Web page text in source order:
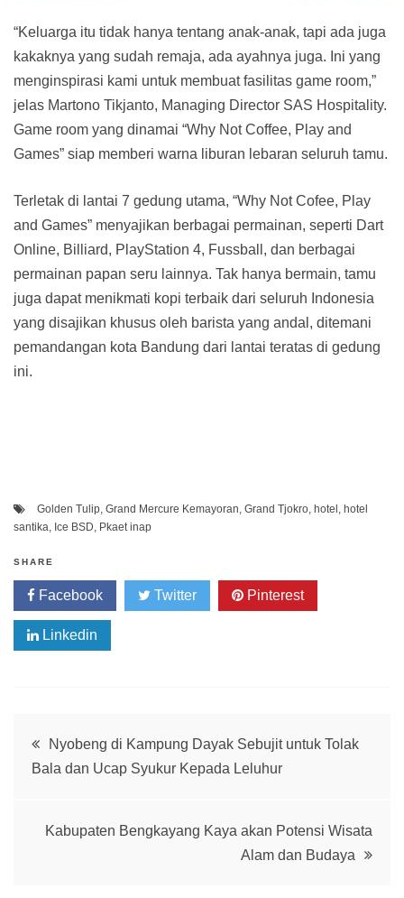
“Keluarga itu tidak hanya tentang anak-anak, tapi ada juga
kakaknya yang sudah remaja, ada ayahnya juga. Ini yang
menginspirasi kami untuk membuat fasilitas game room,”
jelas Martono Tikjanto, Managing Director SAS Hospitality.
Game room yang dinamai “Why Not Coffee, Play and
Games” siap memberi warna liburan lebaran seluruh tamu.
Terletak di lantai 7 gedung utama, “Why Not Cofee, Play
and Games” menyajikan berbagai permainan, seperti Dart
Online, Billiard, PlayStation 4, Fussball, dan berbagai
permainan papan seru lainnya. Tak hanya bermain, tamu
juga dapat menikmati kopi terbaik dari seluruh Indonesia
yang disajikan khusus oleh barista yang andal, ditemani
pemandangan kota Bandung dari lantai teratas di gedung
ini.
Golden Tulip, Grand Mercure Kemayoran, Grand Tjokro, hotel , hotel
santika, Ice BSD, Pkaet inap
SHARE
Facebook Twitter Pinterest
Linkedin
Post
navigation
Nyobeng di Kampung Dayak Sebujit untuk Tolak
Bala dan Ucap Syukur Kepada Leluhur
Kabupaten Bengkayang Kaya akan Potensi Wisata
Alam dan Budaya